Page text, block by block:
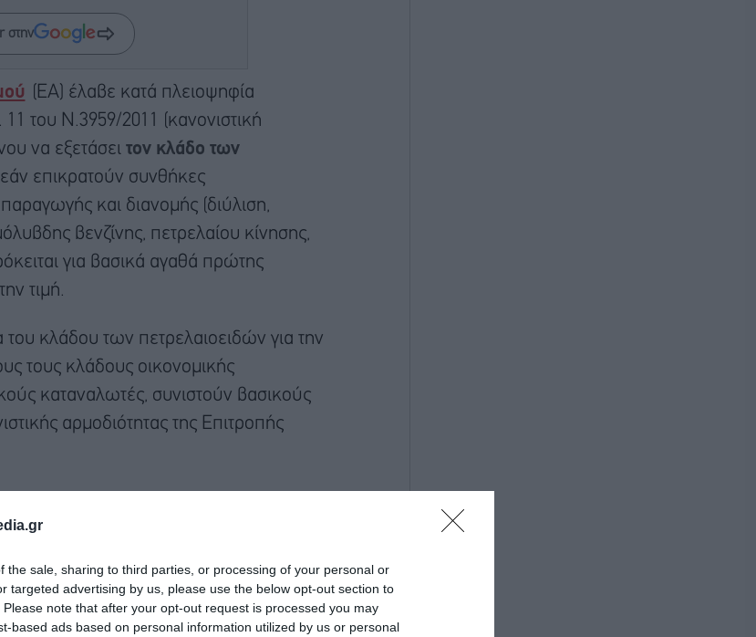
the sale, sharing to third parties, or processing of your personal or
targeted advertising by us, please use the below opt-out section to
note that after your opt-out request is processed you may
based ads based on personal information utilized by us or personal
στην
(ΕΑ) έλαβε κατά πλειοψηφία
του Ν.3959/2011 (κανονιστική
να εξετάσει τον κλάδο των
εάν επικρατούν συνθήκες
και διανομής (διύλιση,
βενζίνης, πετρελαίου κίνησης,
για βασικά αγαθά πρώτης
τιμή.
κλάδου των πετρελαιοειδών για την
τους κλάδους οικονομικής
καταναλωτές, συνιστούν βασικούς
αρμοδιότητας της Επιτροπής